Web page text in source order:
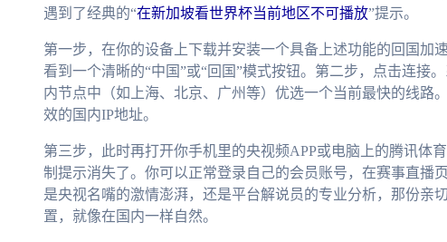
遇到了经典的“在新加坡看世界杯当前地区不可播放”提示。
第一步，在你的设备上下载并安装一个具备上述功能的回国加
看到一个清晰的“中国”或“回国”模式按钮。第二步，点击连接
内节点中（如上海、北京、广州等）优选一个当前最快的线路
效的国内IP地址。
第三步，此时再打开你手机里的央视频APP或电脑上的腾讯体
制提示消失了。你可以正常登录自己的会员账号，在赛事直播
是央视名嘴的激情澎湃，还是平台解说员的专业分析，那份亲
置，就像在国内一样自然。